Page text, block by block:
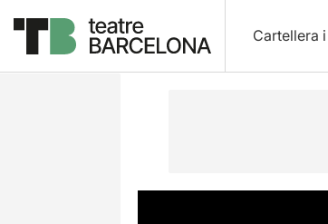
Cartellera
Descripció Fitxa artística